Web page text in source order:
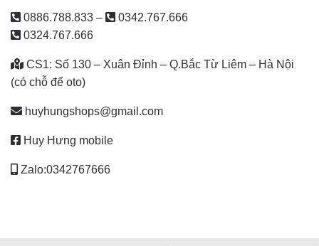
0886.788.833 –
0342.767.666
0324.767.666
CS1: Số 130 – Xuân Đỉnh – Q.Bắc Từ Liêm – Hà Nội
(có chỗ để oto)
huyhungshops@gmail.com
Huy Hưng mobile
Zalo:0342767666